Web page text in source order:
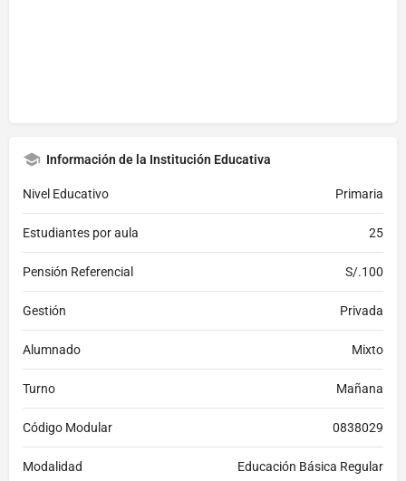
Información de la Institución Educativa
Nivel Educativo Primaria
Estudiantes por aula 25
Pensión Referencial S/.100
Gestión Privada
Alumnado Mixto
Turno Mañana
Código Modular 0838029
Modalidad Educación Básica Regular